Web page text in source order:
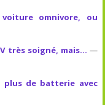
omnivore, ou
très soigné, mais... —
plus de batterie avec